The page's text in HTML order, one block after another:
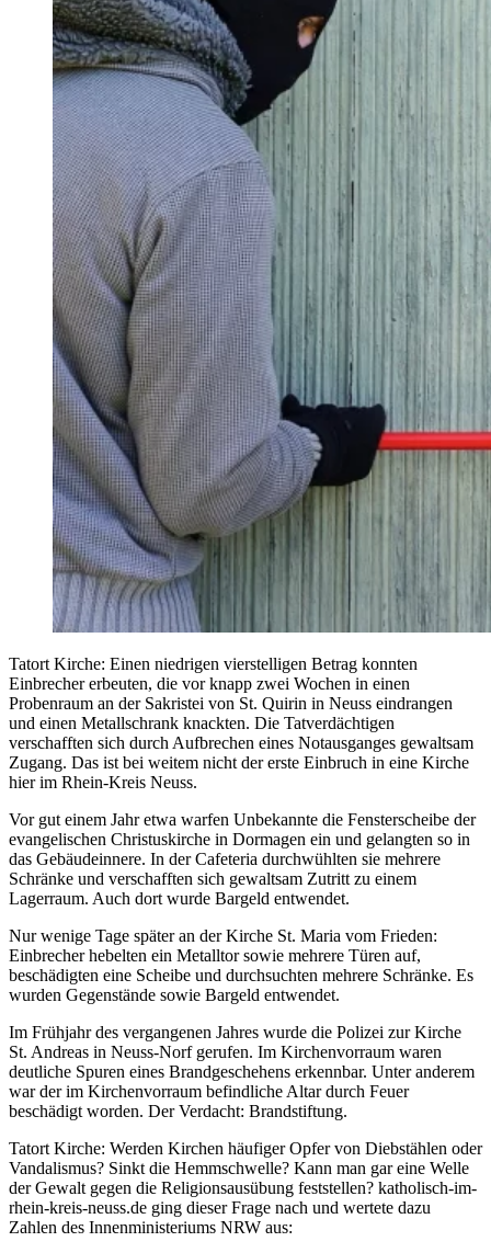
Tatort Kirche: Einen niedrigen vierstelligen Betrag konnten
Einbrecher erbeuten, die vor knapp zwei Wochen in einen
Probenraum an der Sakristei von St. Quirin in Neuss eindrangen
und einen Metallschrank knackten. Die Tatverdächtigen
verschafften sich durch Aufbrechen eines Notausganges gewaltsam
Zugang. Das ist bei weitem nicht der erste Einbruch in eine Kirche
hier im Rhein-Kreis Neuss.
Vor gut einem Jahr etwa warfen Unbekannte die Fensterscheibe der
evangelischen Christuskirche in Dormagen ein und gelangten so in
das Gebäudeinnere. In der Cafeteria durchwühlten sie mehrere
Schränke und verschafften sich gewaltsam Zutritt zu einem
Lagerraum. Auch dort wurde Bargeld entwendet.
Nur wenige Tage später an der Kirche St. Maria vom Frieden:
Einbrecher hebelten ein Metalltor sowie mehrere Türen auf,
beschädigten eine Scheibe und durchsuchten mehrere Schränke. Es
wurden Gegenstände sowie Bargeld entwendet.
Im Frühjahr des vergangenen Jahres wurde die Polizei zur Kirche
St. Andreas in Neuss-Norf gerufen. Im Kirchenvorraum waren
deutliche Spuren eines Brandgeschehens erkennbar. Unter anderem
war der im Kirchenvorraum befindliche Altar durch Feuer
beschädigt worden. Der Verdacht: Brandstiftung.
Tatort Kirche: Werden Kirchen häufiger Opfer von Diebstählen oder
Vandalismus? Sinkt die Hemmschwelle? Kann man gar eine Welle
der Gewalt gegen die Religionsausübung feststellen? katholisch-im-
rhein-kreis-neuss.de ging dieser Frage nach und wertete dazu
Zahlen des Innenministeriums NRW aus: